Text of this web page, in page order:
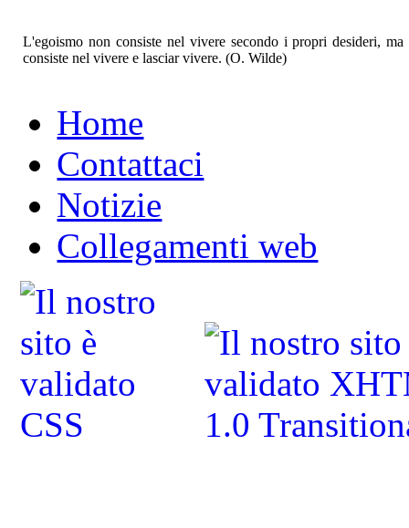
L'egoismo non consiste nel vivere secondo i propri desideri,
consiste nel vivere e lasciar vivere. (O. Wilde)
Home
Contattaci
Notizie
Collegamenti web